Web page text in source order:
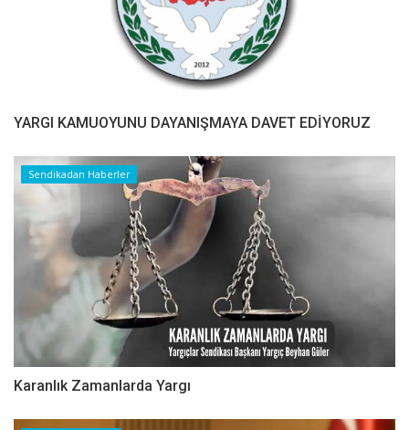
YARGI KAMUOYUNU DAYANIŞMAYA DAVET EDİYORUZ
Sendikadan Haberler
Karanlık Zamanlarda Yargı